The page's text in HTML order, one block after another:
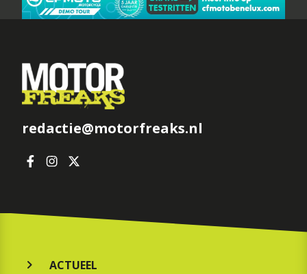
redactie@motorfreaks.nl
ACTUEEL